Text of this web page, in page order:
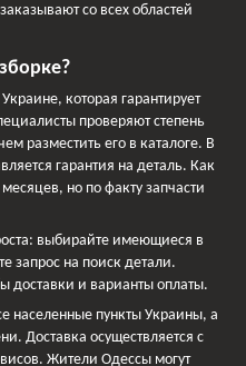
со всех областей
которая гарантирует
проверяют степень
разместить его в каталоге. В
гарантия на деталь. Как
но по факту запчасти
выбирайте имеющиеся в
запрос на поиск детали.
доставки и варианты оплаты.
населенные пункты Украины, а
Доставка осуществляется с
Жители Одессы могут